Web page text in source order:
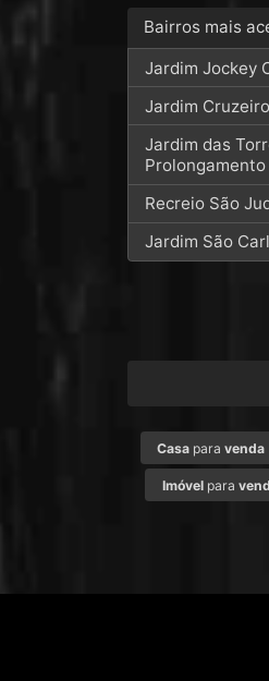
Bairros mais
Jardim Jockey
Jardim
Jardim das
Prolongamento
Recreio São
Jardim São
Casa paravenda
Imóvelpara